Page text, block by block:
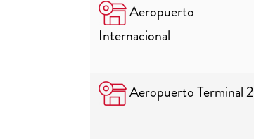
Aeropuerto
Internacional
Aeropuerto Terminal 2